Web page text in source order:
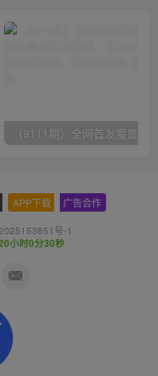
APP下载 广告合作
号-1 ·
小时0分31秒